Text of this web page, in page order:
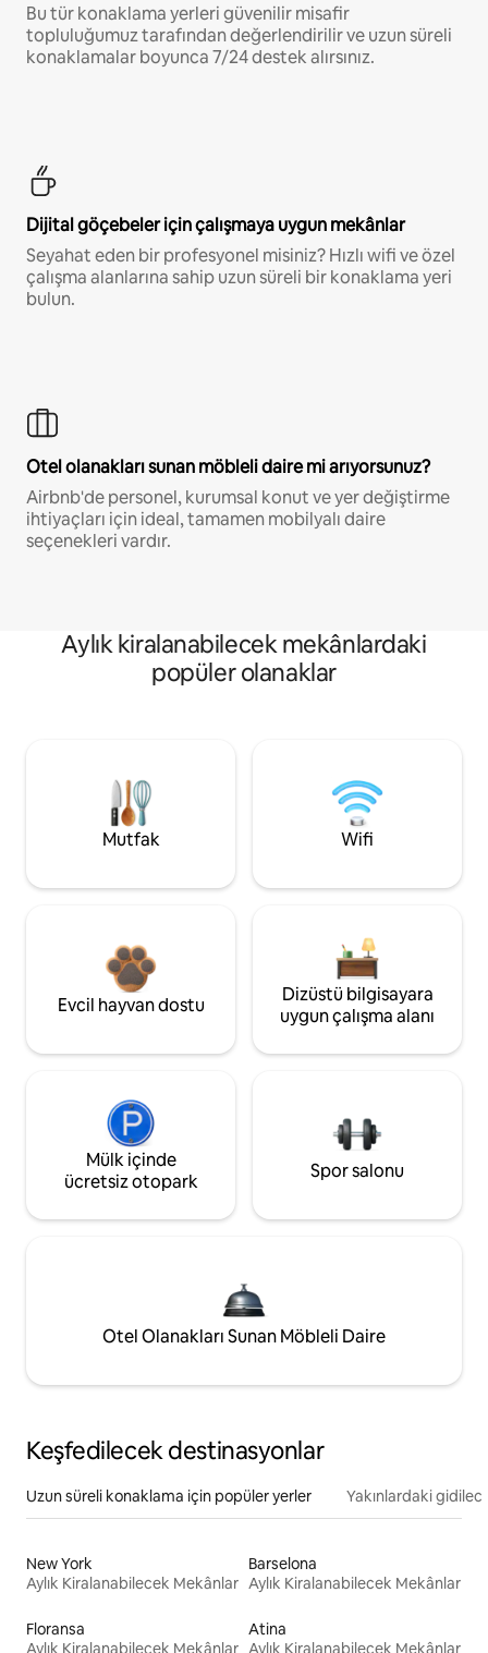
Bu tür konaklama yerleri güvenilir misafir
topluluğumuz tarafından değerlendirilir ve uzun süreli
konaklamalar boyunca 7/24 destek alırsınız.
Dijital göçebeler için çalışmaya uygun mekânlar
Seyahat eden bir profesyonel misiniz? Hızlı wifi ve özel
çalışma alanlarına sahip uzun süreli bir konaklama yeri
bulun.
Otel olanakları sunan möbleli daire mi arıyorsunuz?
Airbnb'de personel, kurumsal konut ve yer değiştirme
ihtiyaçları için ideal, tamamen mobilyalı daire
seçenekleri vardır.
Aylık kiralanabilecek mekânlardaki
popüler olanaklar
Mutfak Wifi
Evcil hayvan dostu
Dizüstü bilgisayara
uygun çalışma alanı
Mülk içinde
ücretsiz otopark
Spor salonu
Otel Olanakları Sunan Möbleli Daire
Keşfedilecek destinasyonlar
Uzun süreli konaklama için popüler yerler Yakınlardaki
New York
Aylık Kiralanabilecek Mekânlar
Barselona
Aylık Kiralanabilecek Mekânlar
Floransa
Aylık Kiralanabilecek Mekânlar
Atina
Aylık Kiralanabilecek Mekânlar